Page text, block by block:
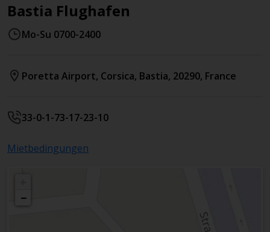
Bastia Flughafen
Mo-Su 0700-2400
Poretta Airport, Corsica, Bastia, 20290, France
33-0-1-73-17-23-10
Mietbedingungen
−